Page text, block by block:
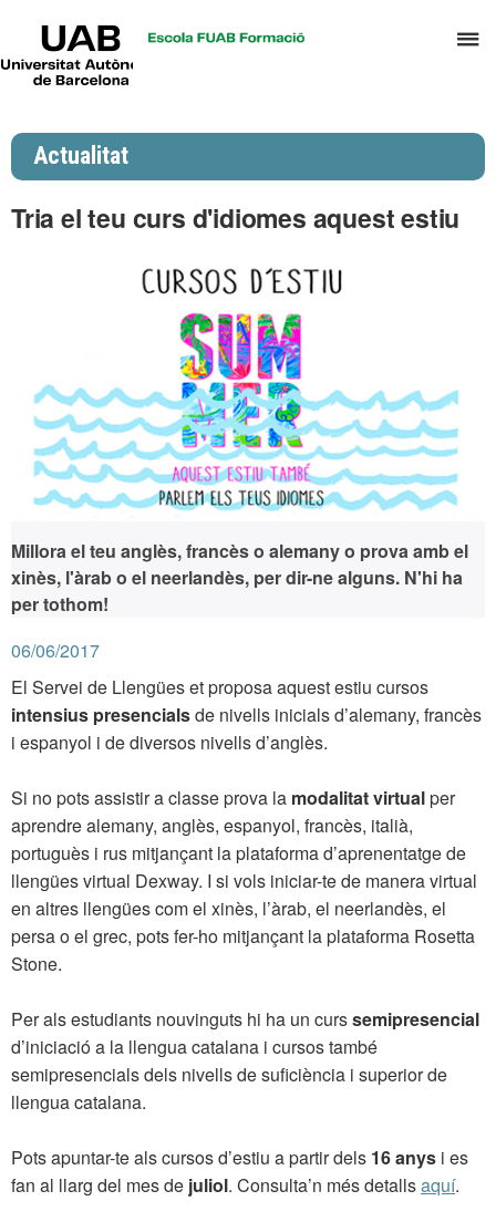
el
Universitat
Actualitat
Tria el teu curs d'idiomes aquest estiu
Millora el teu anglès, francès o alemany o prova amb el
xinès, l'àrab o el neerlandès, per dir-ne alguns. N'hi ha
per tothom!
06/06/2017
El Servei de Llengües et proposa aquest estiu cursos
intensius presencialsde nivells inicials d’alemany, francès
i espanyol i de diversos nivells d’anglès.
Si no pots assistir a classe prova la modalitat virtualper
aprendre alemany, anglès, espanyol, francès, italià,
portuguès i rus mitjançant la plataforma d’aprenentatge de
llengües virtual Dexway. I si vols iniciar-te de manera virtual
en altres llengües com el xinès, l’àrab, el neerlandès, el
persa o el grec, pots fer-ho mitjançant la plataforma Rosetta
Stone.
Per als estudiants nouvinguts hi ha un curssemipresencial
d’iniciació a la llengua catalana i cursos també
semipresencials dels nivells de suficiència i superior de
llengua catalana.
Pots apuntar-te als cursos d’estiu a partir dels 16 anys i es
fan al llarg del mes de juliol. Consulta’n més detallsaquí.